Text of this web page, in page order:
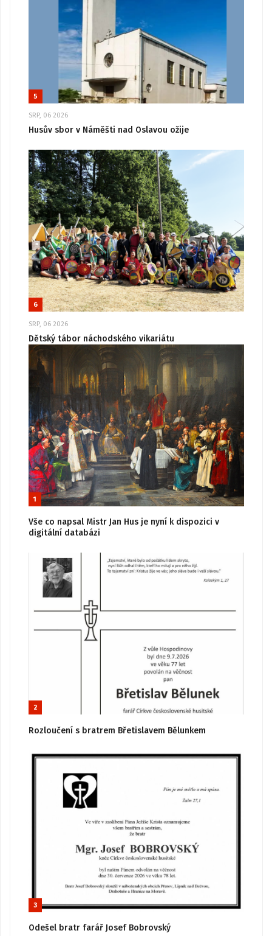
5
SRP, 06 2026
Husův sbor v Náměšti nad Oslavou ožije
6
SRP, 06 2026
Dětský tábor náchodského vikariátu
1
Vše co napsal Mistr Jan Hus je nyní k dispozici v
digitální databázi
2
Rozloučení s bratrem Břetislavem Bělunkem
3
Odešel bratr farář Josef Bobrovský